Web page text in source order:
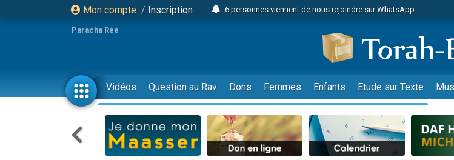
Mon compte / Inscription
6 personnes viennent de nous rejoindre sur WhatsApp
2 personnes viennent de faire un don pour 1 Journée de
17 personnes viennent de demander une bénédiction
4 personnes viennent de nous rejoindre sur WhatsApp
Il reste 49 places pour étudier en groupe sur Zoom
23 personnes viennent de faire un don pour Diane, 80 ans,
Eva vient de donner son Maasser
4 personnes viennent de nous rejoindre sur WhatsApp
Paracha Réé
Vidéos Question au Rav Dons Femmes Enfants Etude sur Texte